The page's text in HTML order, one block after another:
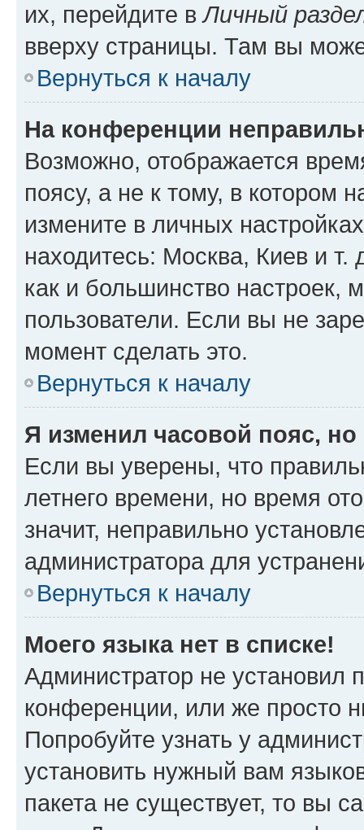
их, перейдите вЛичный
вверху страницы. Там вы
Вернуться к началу
На конференции
Возможно, отображается
поясу, а не к тому, в котором
измените в личных
находитесь: Москва, Киев и т.
как и большинство настроек,
пользователи. Если вы не
момент сделать это.
Вернуться к началу
Я изменил часовой пояс,
Если вы уверены, что
летнего времени, но время
значит, неправильно
администратора для
Вернуться к началу
Моего языка нет в списке!
Администратор не установил
конференции, или же просто
Попробуйте узнать у
установить нужный вам
пакета не существует, то вы